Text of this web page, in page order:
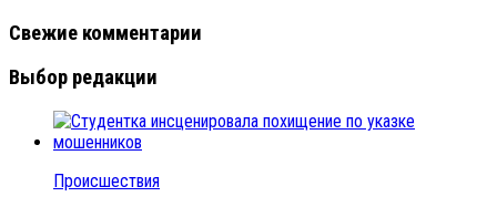
Свежие комментарии
Выбор редакции
Происшествия